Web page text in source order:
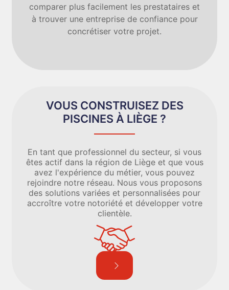
comparer plus facilement les prestataires et
à trouver une entreprise de confiance pour
concrétiser votre projet.
VOUS CONSTRUISEZ DES
PISCINES À LIÈGE ?
En tant que professionnel du secteur, si vous
êtes actif dans la région de Liège et que vous
avez l'expérience du métier, vous pouvez
rejoindre notre réseau. Nous vous proposons
des solutions variées et personnalisées pour
accroître votre notoriété et développer votre
clientèle.